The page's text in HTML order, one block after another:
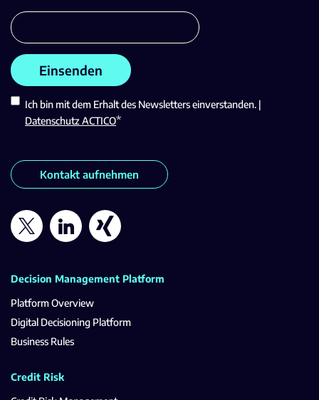
Ich bin mit dem Erhalt des Newsletters einverstanden. |
Datenschutz ACTICO*
Kontakt aufnehmen
Decision Management Platform
Platform Overview
Digital Decisioning Platform
Business Rules
Credit Risk